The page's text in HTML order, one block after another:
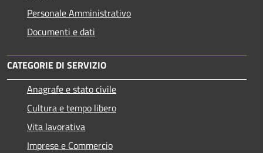
Personale Amministrativo
Documenti e dati
CATEGORIE DI SERVIZIO
Anagrafe e stato civile
Cultura e tempo libero
Vita lavorativa
Imprese e Commercio